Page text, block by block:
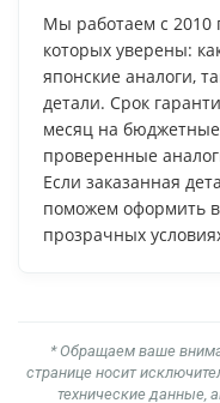
Мы работаем с 2010
которых уверены:
японские аналоги,
детали. Срок
месяц на
проверенные
Если заказанная
поможем оформить
прозрачных
* Обращаем ваше
странице носит
технические данные,